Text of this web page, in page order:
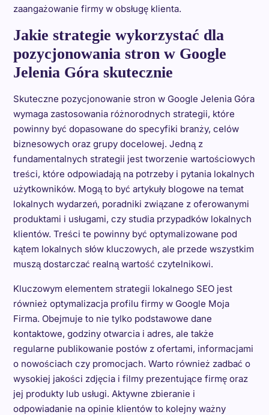
zaangażowanie firmy w obsługę klienta.
Jakie strategie wykorzystać dla
pozycjonowania stron w Google
Jelenia Góra skutecznie
Skuteczne pozycjonowanie stron w Google Jelenia Góra
wymaga zastosowania różnorodnych strategii, które
powinny być dopasowane do specyfiki branży, celów
biznesowych oraz grupy docelowej. Jedną z
fundamentalnych strategii jest tworzenie wartościowych
treści, które odpowiadają na potrzeby i pytania lokalnych
użytkowników. Mogą to być artykuły blogowe na temat
lokalnych wydarzeń, poradniki związane z oferowanymi
produktami i usługami, czy studia przypadków lokalnych
klientów. Treści te powinny być optymalizowane pod
kątem lokalnych słów kluczowych, ale przede wszystkim
muszą dostarczać realną wartość czytelnikowi.
Kluczowym elementem strategii lokalnego SEO jest
również optymalizacja profilu firmy w Google Moja
Firma. Obejmuje to nie tylko podstawowe dane
kontaktowe, godziny otwarcia i adres, ale także
regularne publikowanie postów z ofertami, informacjami
o nowościach czy promocjach. Warto również zadbać o
wysokiej jakości zdjęcia i filmy prezentujące firmę oraz
jej produkty lub usługi. Aktywne zbieranie i
odpowiadanie na opinie klientów to kolejny ważny